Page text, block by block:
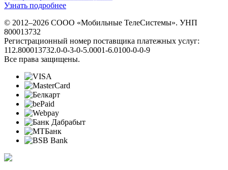
Узнать подробнее
© 2012–2026 СООО «Мобильные ТелеСистемы». УНП
800013732
Регистрационный номер поставщика платежных услуг:
112.800013732.0-0-3-0-5.0001-6.0100-0-0-9
Все права защищены.